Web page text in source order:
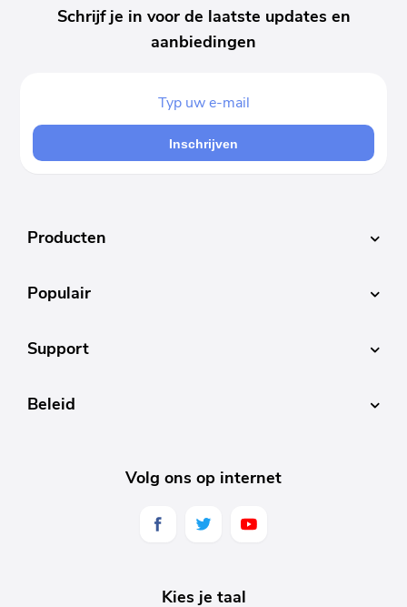
Schrijf je in voor de laatste updates en
aanbiedingen
Inschrijven
Producten
Populair
Support
Beleid
Volg ons op internet
Kies je taal